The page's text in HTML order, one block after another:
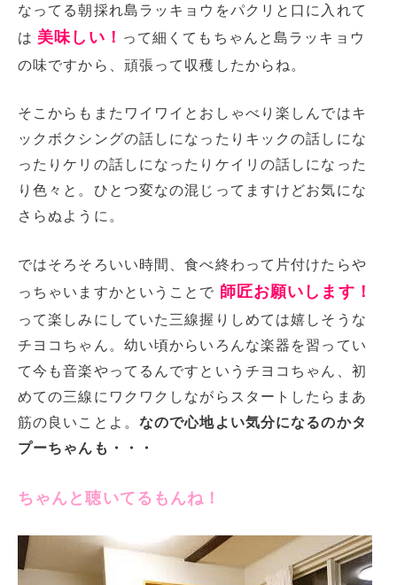
なってる朝採れ島ラッキョウをパクリと口に入れて
は 美味しい！ って細くてもちゃんと島ラッキョウ
の味ですから、頑張って収穫したからね。
そこからもまたワイワイとおしゃべり楽しんではキ
ックボクシングの話しになったりキックの話しにな
ったりケリの話しになったりケイリの話しになった
り色々と。ひとつ変なの混じってますけどお気にな
さらぬように。
ではそろそろいい時間、食べ終わって片付けたらや
っちゃいますかということで 師匠お願いします！
って楽しみにしていた三線握りしめては嬉しそうな
チヨコちゃん。幼い頃からいろんな楽器を習ってい
て今も音楽やってるんですというチヨコちゃん、初
めての三線にワクワクしながらスタートしたらまあ
筋の良いことよ。 なので心地よい気分になるのかタ
プーちゃんも・・・
ちゃんと聴いてるもんね！